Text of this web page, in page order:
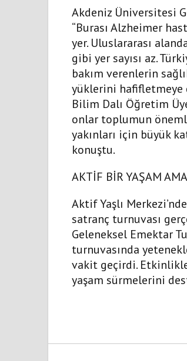
Akdeniz Üniversitesi
“Burası Alzheimer
yer. Uluslararası
gibi yer sayısı az.
bakım verenlerin
yüklerini hafifletmeye
Bilim Dalı Öğretim
onlar toplumun
yakınları için büyük
konuştu.
AKTİF BİR YAŞAM
Aktif Yaşlı
satranç turnuvası
Geleneksel Emektar
turnuvasında
vakit geçirdi.
yaşam sürmelerini